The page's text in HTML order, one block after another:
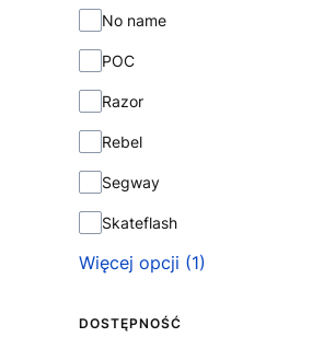
No name
POC
Razor
Rebel
Segway
Skateflash
Więcej opcji (1)
DOSTĘPNOŚĆ